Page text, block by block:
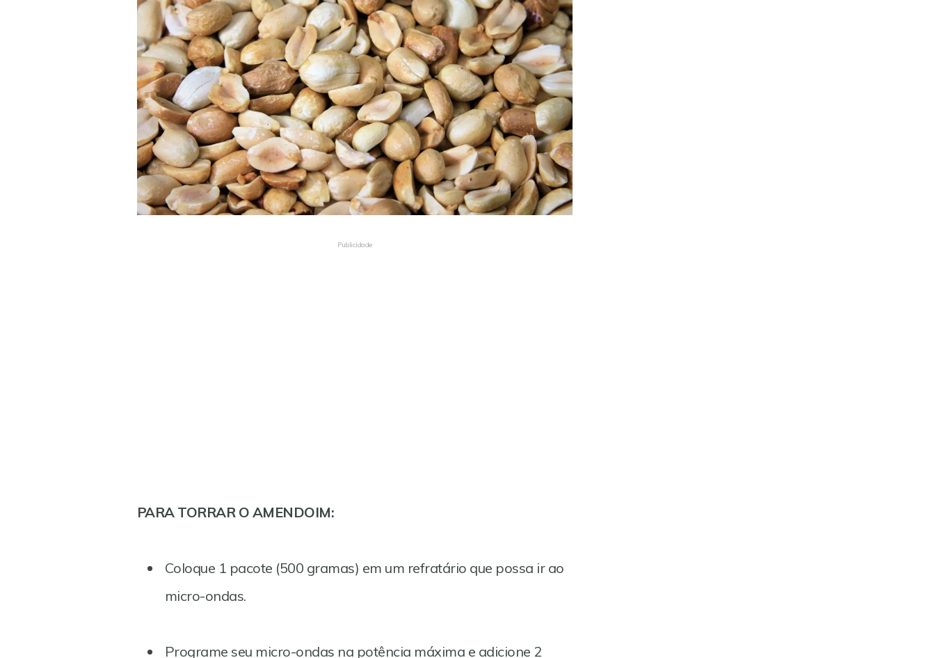
Publicidade
PARA TORRAR O AMENDOIM:
Coloque 1 pacote (500 gramas) em um refratário que possa ir ao
micro-ondas.
Programe seu micro-ondas na potência máxima e adicione 2